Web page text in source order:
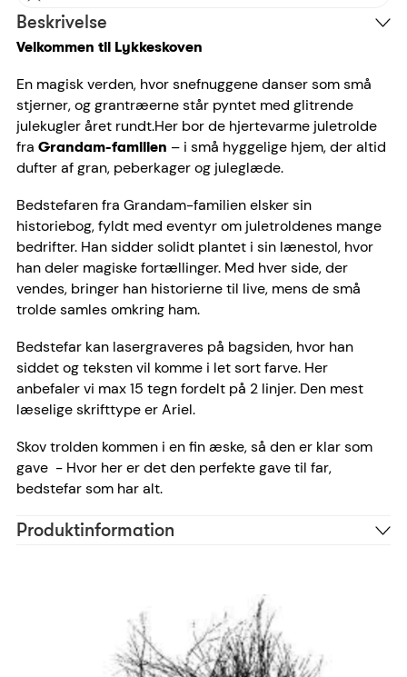
Beskrivelse
Velkommen til Lykkeskoven
En magisk verden, hvor snefnuggene danser som små
stjerner, og grantræerne står pyntet med glitrende
julekugler året rundt.Her bor de hjertevarme juletrolde
fra Grandam-familien – i små hyggelige hjem, der altid
dufter af gran, peberkager og juleglæde.
Bedstefaren fra Grandam-familien elsker sin
historiebog, fyldt med eventyr om juletroldenes mange
bedrifter. Han sidder solidt plantet i sin lænestol, hvor
han deler magiske fortællinger. Med hver side, der
vendes, bringer han historierne til live, mens de små
trolde samles omkring ham.
Bedstefar kan lasergraveres på bagsiden, hvor han
siddet og teksten vil komme i let sort farve. Her
anbefaler vi max 15 tegn fordelt på 2 linjer. Den mest
læselige skrifttype er Ariel.
Skov trolden kommen i en fin æske, så den er klar som
gave - Hvor her er det den perfekte gave til far,
bedstefar som har alt.
Produktinformation
Skrifttype anbefaling